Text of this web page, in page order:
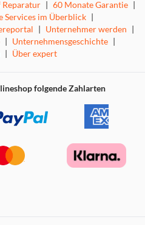
den neuesten AV-
Schallplatten, Filme und
Reparatur | 60 Monate Garantie |
Services im Überblick |
| Unternehmer werden |
| Unternehmensgeschichte |
| Über expert
folgende Zahlarten